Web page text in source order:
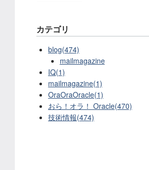
カテゴリ
blog(474)
mailmagazine
IQ(1)
mailmagazine(1)
OraOraOracle(1)
おら！オラ！ Oracle(470)
技術情報(474)